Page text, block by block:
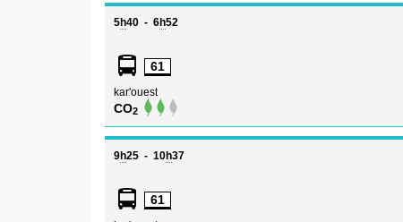
détail
d'un
itinéraire,
sélectionner
une
des
suivantes
Départ
5h40 - Arrivée
6h52
61
kar'ouest
CO2
Départ
9h25 - Arrivée
10h37
61